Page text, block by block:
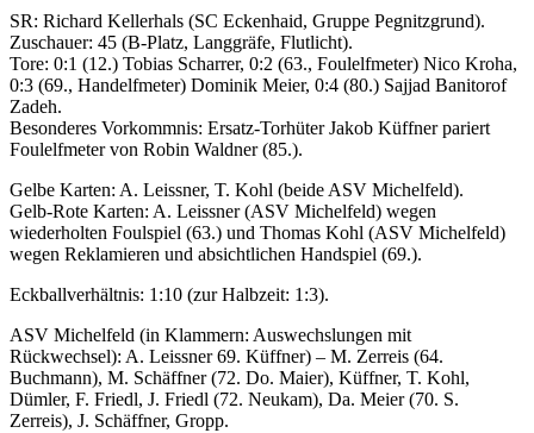
SR: Richard Kellerhals (SC Eckenhaid, Gruppe Pegnitzgrund).
Zuschauer: 45 (B-Platz, Langgräfe, Flutlicht).
Tore: 0:1 (12.) Tobias Scharrer, 0:2 (63., Foulelfmeter) Nico Kroha,
0:3 (69., Handelfmeter) Dominik Meier, 0:4 (80.) Sajjad Banitorof
Zadeh.
Besonderes Vorkommnis: Ersatz-Torhüter Jakob Küffner pariert
Foulelfmeter von Robin Waldner (85.).
Gelbe Karten: A. Leissner, T. Kohl (beide ASV Michelfeld).
Gelb-Rote Karten: A. Leissner (ASV Michelfeld) wegen
wiederholten Foulspiel (63.) und Thomas Kohl (ASV Michelfeld)
wegen Reklamieren und absichtlichen Handspiel (69.).
Eckballverhältnis: 1:10 (zur Halbzeit: 1:3).
ASV Michelfeld (in Klammern: Auswechslungen mit
Rückwechsel): A. Leissner 69. Küffner) – M. Zerreis (64.
Buchmann), M. Schäffner (72. Do. Maier), Küffner, T. Kohl,
Dümler, F. Friedl, J. Friedl (72. Neukam), Da. Meier (70. S.
Zerreis), J. Schäffner, Gropp.